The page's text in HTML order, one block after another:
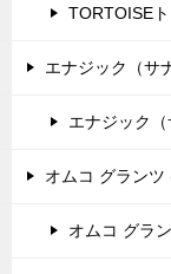
TORTOISE
エナジック（サ
エナジック
オムコ グランツ
オムコ グラ